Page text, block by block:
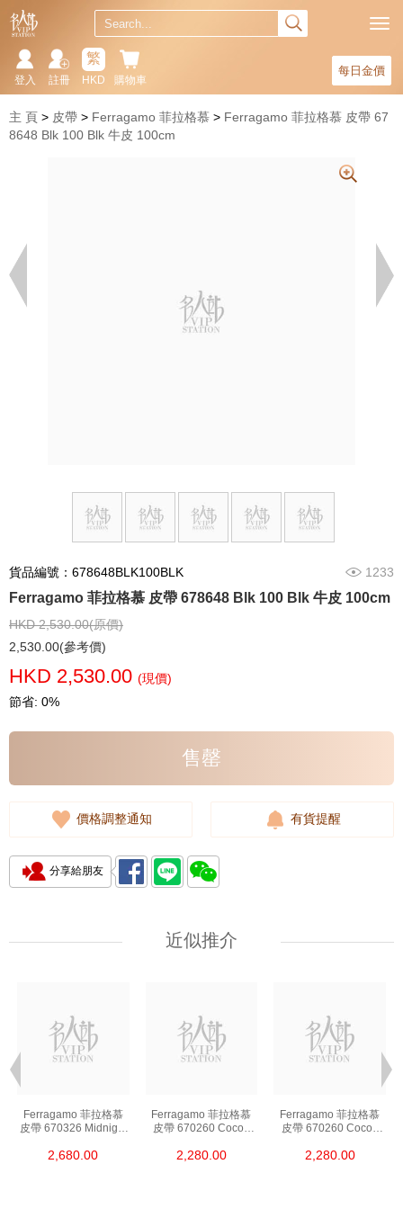
每日金價
購物車
繁
HKD
註冊
登入
主 頁 皮帶 Ferragamo 菲拉格慕
Ferragamo 菲拉格慕 皮帶 67
8648 Blk 100 Blk 牛皮 100cm
貨品編號：678648BLK100BLK 1233
Ferragamo 菲拉格慕 皮帶 678648 Blk 100 Blk 牛皮 100cm
HKD 2,530.00(原價)
2,530.00(參考價)
HKD 2,530.00 (現價)
節省: 0%
售罄
價格調整通知 有貨提醒
分享給朋友
近似推介
Ferragamo 菲拉格慕
皮帶 670326 Midnight
2,680.00
Ferragamo 菲拉格慕
皮帶 670260 Cocoa
95cm
2,280.00
Ferragamo 菲拉格慕
皮帶 670260 Cocoa
100cm
2,280.00